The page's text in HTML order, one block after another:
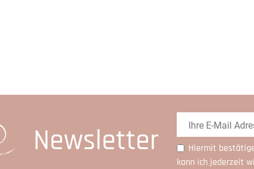
Newsletter Hiermit
kann ich jederzeit